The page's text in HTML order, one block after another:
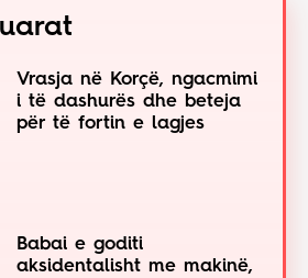
Vrasja në Korçë, ngacmimi
i të dashurës dhe beteja
për të fortin e lagjes
Babai e goditi
aksidentalisht me makinë,